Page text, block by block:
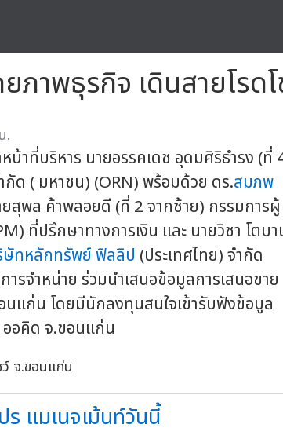
ภาพธุรกิจ เดินสายโรด
.
หน้าที่บริหาร นายอรรคเดช อุดมศิริธำรง (ที่
ด ( มหาชน) (ORN) พร้อมด้วย ดร.สมภพ
สุพล ค้าพลอยดี (ที่ 2 จากซ้าย) กรรมการผู้
ที่ปรึกษาทางการเงิน และ นายวิชา โตมา
ษัทหลักทรัพย์ ฟิลลิป (ประเทศไทย) จำกัด
รจำหน่าย ร่วมนำเสนอข้อมูลการเสนอขาย
แก่น โดยมีนักลงทุนสนใจเข้ารับฟังข้อมูล
อคิด จ.ขอนแก่น
แมเนจเม้นท์วันนี้